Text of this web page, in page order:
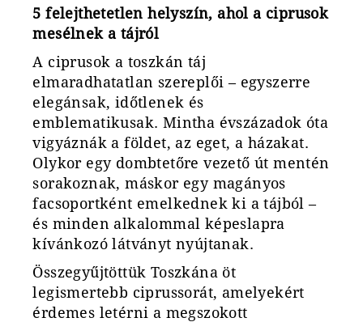
5 felejthetetlen helyszín, ahol a ciprusok
mesélnek a tájról
A ciprusok a toszkán táj
elmaradhatatlan szereplői – egyszerre
elegánsak, időtlenek és
emblematikusak. Mintha évszázadok óta
vigyáznák a földet, az eget, a házakat.
Olykor egy dombtetőre vezető út mentén
sorakoznak, máskor egy magányos
facsoportként emelkednek ki a tájból –
és minden alkalommal képeslapra
kívánkozó látványt nyújtanak.
Összegyűjtöttük Toszkána öt
legismertebb ciprussorát, amelyekért
érdemes letérni a megszokott